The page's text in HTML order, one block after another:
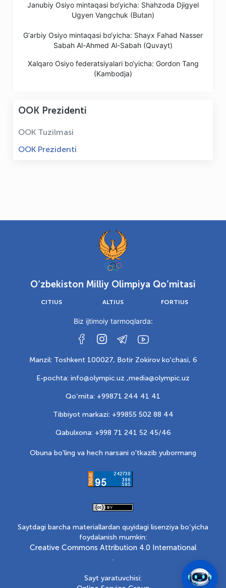
Janubiy Osiyo mintaqasi bo‘yicha: Shahzoda Djigyel
Ugyen Vangchuk (Butan)
G‘arbiy Osiyo mintaqasi bo‘yicha: Shayx Fahad Nasser
Sabah Al-Ahmed Al-Sabah (Quvayt)
Xalqaro Osiyo federatsiyalaribo‘yicha: Gordon Tang
(Kambodja)
OOK Prezidenti
OOK Tuzilmasi
OOK Prezidenti
O‘zbekiston Milliy Olimpiya Qo‘mitasi
CITIUS ALTIUS FORTIUS
Biz ijtimoiy tarmoqlarda:
Manzil: Toshkent 100027, Botir Zokirov ko'chasi, 6
E-pochta: info@olympic.uz ,media@olympic.uz
Qo‘mita: +99871 244 41 41
Tibbiyot markazi: +99855 502 88 44
Qabulxona: +998 71 241 52 45/46
Obuna bo'ling va hech narsani o'tkazib yubormang
Saytdagi barcha materiallardan quyidagi lisenziya bo‘yicha
foydalanish mumkin:
Creative Commons Attribution 4.0 International
.
Sayt yaratuvchisi: